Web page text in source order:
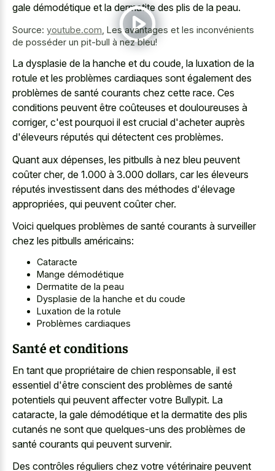
gale démodétique et la dermatite des plis de la peau.
Source: youtube.com Les avantages et les inconvénients
de posséder un pit-bull à nez bleu!
La dysplasie de la hanche et du coude, la luxation de la
rotule et les problèmes cardiaques sont également des
problèmes de santé courants chez cette race. Ces
conditions peuvent être coûteuses et douloureuses à
corriger, c'est pourquoi il est crucial d'acheter auprès
d'éleveurs réputés qui détectent ces problèmes.
Quant aux dépenses, les pitbulls à nez bleu peuvent
coûter cher, de 1.000 à 3.000 dollars, car les éleveurs
réputés investissent dans des méthodes d'élevage
appropriées, qui peuvent coûter cher.
Voici quelques problèmes de santé courants à surveiller
chez les pitbulls américains:
Cataracte
Mange démodétique
Dermatite de la peau
Dysplasie de la hanche et du coude
Luxation de la rotule
Problèmes cardiaques
Santé et conditions
En tant que propriétaire de chien responsable, il est
essentiel d'être conscient des problèmes de santé
potentiels qui peuvent affecter votre Bullypit. La
cataracte, la gale démodétique et la dermatite des plis
cutanés ne sont que quelques-uns des problèmes de
santé courants qui peuvent survenir.
Des contrôles réguliers chez votre vétérinaire peuvent